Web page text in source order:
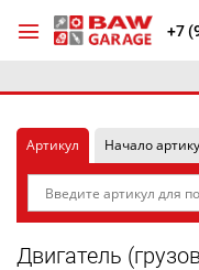
+7
Артикул Начало
Двигатель